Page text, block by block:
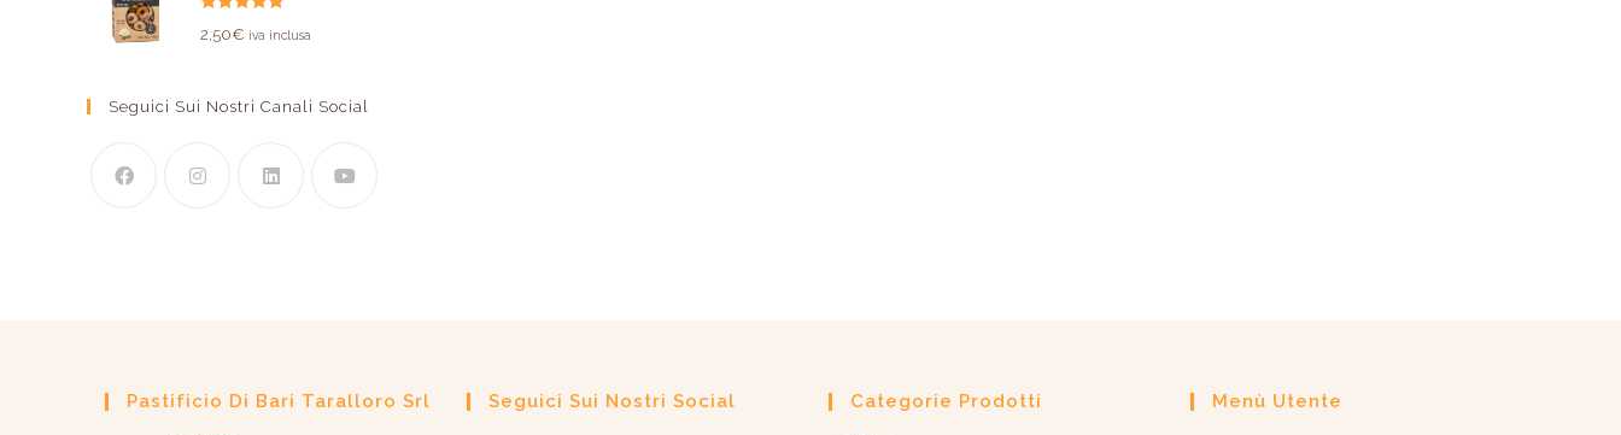
2,50€ iva inclusa
Seguici Sui Nostri Canali Social
Pastificio Di Bari Taralloro Srl Seguici Sui Nostri Social Categorie Prodotti Menù Utente